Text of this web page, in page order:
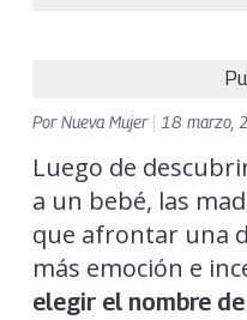
PorNueva Mujer 18 marzo,
Luego de
a un bebé, las
que afrontar una
más emoción e
elegir el nombre